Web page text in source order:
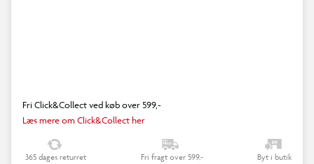
Fri Click&Collect ved køb over 599,-
Læs mere om Click&Collect her
365 dages returret Fri fragt over 599,- Byt i butik